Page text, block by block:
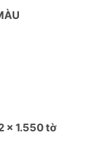
x 1.550 tờ